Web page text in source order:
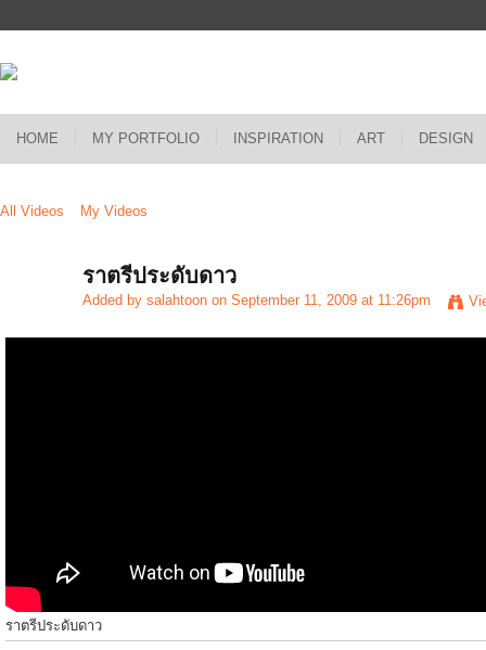
HOME MY PORTFOLIO INSPIRATION ART DESIGN
All Videos My Videos
ราตรีประดับดาว
Added by salahtoon on September 11, 2009 at 11:26pm
ราตรีประดับดาว